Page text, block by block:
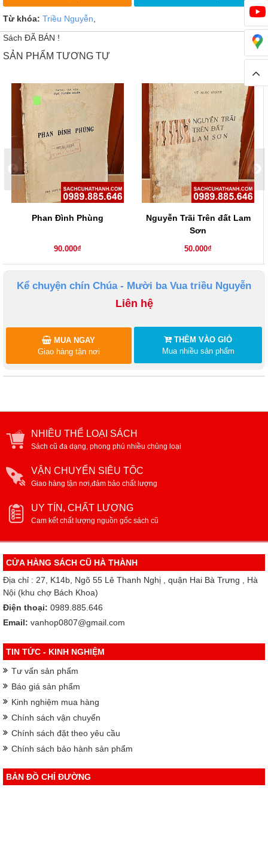
Từ khóa: Triều Nguyễn,
Sách ĐÃ BÁN !
SẢN PHẨM TƯƠNG TỰ
Phan Đình Phùng
90.000₫
Nguyễn Trãi Trên đất Lam
Sơn
50.000₫
Kể chuyện chín Chúa - Mười ba Vua triều Nguyễn
Liên hệ
THÊM VÀO GIỎ
Mua nhiều sản phẩm
MUA NGAY
Giao hàng tận nơi
NHIỀU THỂ LOẠI SÁCH
Sách cũ đa dạng, phong phú nhiều chủng loại
VẬN CHUYỂN SIÊU TỐC
Giao hàng tận nơi,đảm bảo chất lượng
UY TÍN, CHẤT LƯỢNG
Cam kết chất lượng nguồn gốc sách cũ
CỬA HÀNG SÁCH CŨ HÀ THÀNH
Địa chỉ : 27, K14b, Ngõ 55 Lê Thanh Nghị , quận Hai Bà Trưng , Hà
Nội (khu chợ Bách Khoa)
Điện thoại: 0989.885.646
Email: vanhop0807@gmail.com
TIN TỨC - KINH NGHIỆM
Tư vấn sản phẩm
Báo giá sản phẩm
Kinh nghiệm mua hàng
Chính sách vận chuyển
Chính sách đặt theo yêu cầu
Chính sách bảo hành sản phẩm
BẢN ĐỒ CHỈ ĐƯỜNG